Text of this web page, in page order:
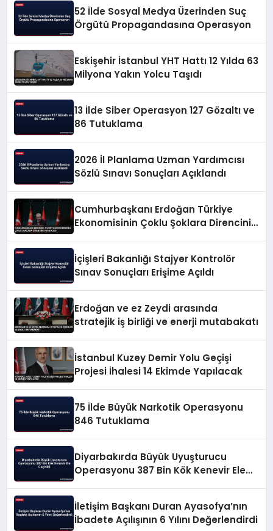
52 İlde Sosyal Medya Üzerinden Suç
Örgütü Propagandasına Operasyon
Eskişehir İstanbul YHT Hattı 12 Yılda 63
Milyona Yakın Yolcu Taşıdı
13 İlde Siber Operasyon 127 Gözaltı ve
86 Tutuklama
2026 İl Planlama Uzman Yardımcısı
Sözlü Sınavı Sonuçları Açıklandı
Cumhurbaşkanı Erdoğan Türkiye
Ekonomisinin Çoklu Şoklara Direncini
İçişleri Bakanlığı Stajyer Kontrolör
Sınav Sonuçları Erişime Açıldı
Erdoğan ve ez Zeydi arasında
stratejik iş birliği ve enerji mutabakatı
İstanbul Kuzey Demir Yolu Geçişi
Projesi İhalesi 14 Ekimde Yapılacak
75 İlde Büyük Narkotik Operasyonu
846 Tutuklama
Diyarbakırda Büyük Uyuşturucu
Operasyonu 387 Bin Kök Kenevir Ele
İletişim Başkanı Duran Ayasofya’nın
İbadete Açılışının 6 Yılını Değerlendirdi